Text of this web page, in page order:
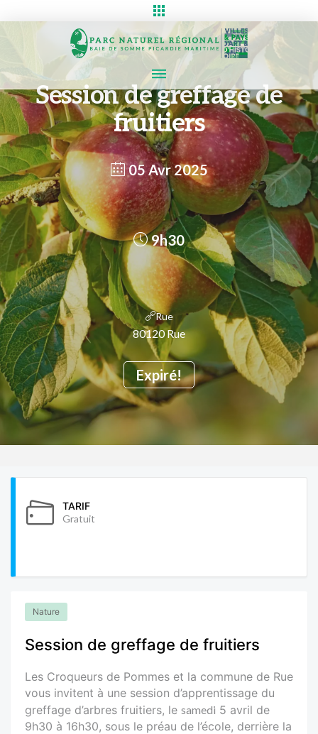
Session de greffage de
fruitiers
05 Avr 2025
Expiré!
9h30
Rue
80120 Rue
TARIF
Gratuit
Nature
Session de greffage de fruitiers
Les Croqueurs de Pommes et la commune de Rue
vous invitent à une session d’apprentissage du
greffage d’arbres fruitiers, le samedi 5 avril de
9h30 à 16h30, sous le préau de l’école, derrière la